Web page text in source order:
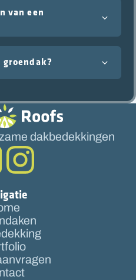
van een
groendak?
dakbedekkingen